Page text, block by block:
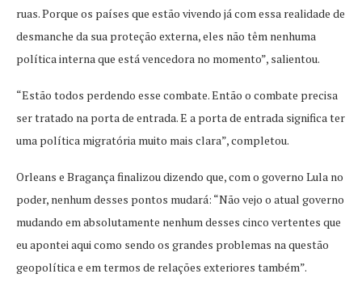
ruas. Porque os países que estão vivendo já com essa realidade de
desmanche da sua proteção externa, eles não têm nenhuma
política interna que está vencedora no momento”, salientou.
“Estão todos perdendo esse combate. Então o combate precisa
ser tratado na porta de entrada. E a porta de entrada significa ter
uma política migratória muito mais clara”, completou.
Orleans e Bragança finalizou dizendo que, com o governo Lula no
poder, nenhum desses pontos mudará: “Não vejo o atual governo
mudando em absolutamente nenhum desses cinco vertentes que
eu apontei aqui como sendo os grandes problemas na questão
geopolítica e em termos de relações exteriores também”.